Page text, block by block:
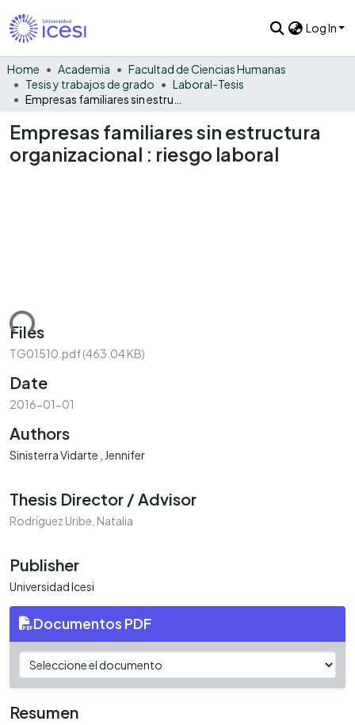
Log In
Home Academia
Facultad de Ciencias Humanas
Tesis y trabajos de grado
Laboral-Tesis
Empresas familiares sin estructura
organizacional : riesgo laboral
Files
TG01510.pdf(463.04 KB)
Date
2016-01-01
Authors
Sinisterra Vidarte , Jennifer
Thesis Director / Advisor
Rodríguez Uribe, Natalia
Publisher
Universidad Icesi
Documentos PDF
Resumen